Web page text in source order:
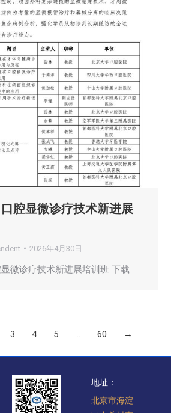
口腔显微诊疗技术新进展
2026年4月30日
显微诊疗技术新进展培训班 下载
3 4 5 … 60 →
地址：
北京市海淀